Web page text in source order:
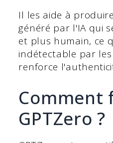
Il les aide à
généré par l'IA qui
et plus humain, ce
indétectable par
renforce
Comment
GPTZero ?